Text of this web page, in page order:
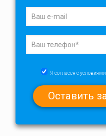
Я согласен с условиями